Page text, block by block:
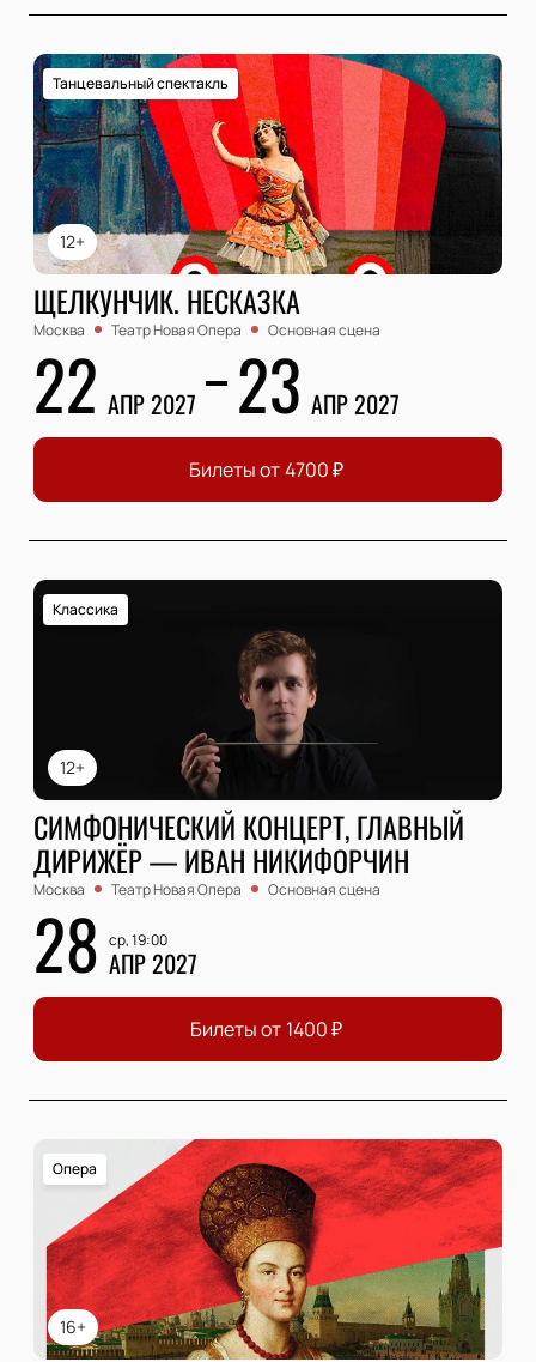
12+
Танцевальный спектакль
ЩЕЛКУНЧИК. НЕСКАЗКА
Москва Театр Новая Опера Основная сцена
22 АПР 2027 23 АПР 2027
Билеты от 4700₽
12+
Классика
СИМФОНИЧЕСКИЙ КОНЦЕРТ, ГЛАВНЫЙ
ДИРИЖЁР — ИВАН НИКИФОРЧИН
Москва Театр Новая Опера Основная сцена
28 ср, 19:00
АПР 2027
Билеты от 1400₽
16+
Опера